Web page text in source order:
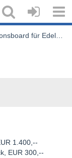
& Rohstoffe
1.400,--
EUR 300,--